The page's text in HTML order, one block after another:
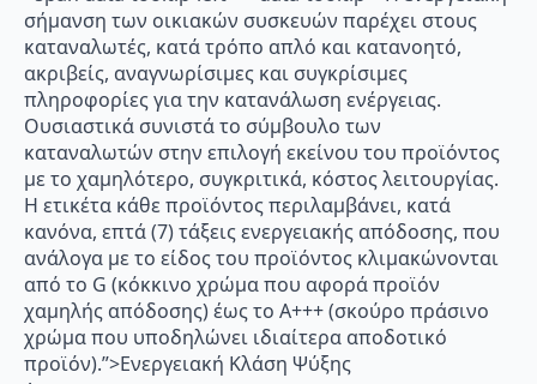
σήμανση των οικιακών συσκευών παρέχει στους
καταναλωτές, κατά τρόπο απλό και κατανοητό,
ακριβείς, αναγνωρίσιμες και συγκρίσιμες
πληροφορίες για την κατανάλωση ενέργειας.
Ουσιαστικά συνιστά το σύμβουλο των
καταναλωτών στην επιλογή εκείνου του προϊόντος
με το χαμηλότερο, συγκριτικά, κόστος λειτουργίας.
Η ετικέτα κάθε προϊόντος περιλαμβάνει, κατά
κανόνα, επτά (7) τάξεις ενεργειακής απόδοσης, που
ανάλογα με το είδος του προϊόντος κλιμακώνονται
από το G (κόκκινο χρώμα που αφορά προϊόν
χαμηλής απόδοσης) έως το Α+++ (σκούρο πράσινο
χρώμα που υποδηλώνει ιδιαίτερα αποδοτικό
προϊόν).”>Ενεργειακή Κλάση Ψύξης